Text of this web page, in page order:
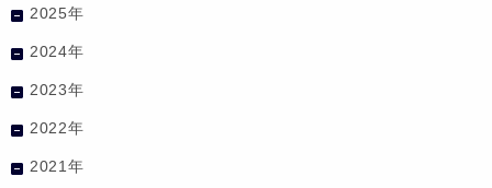
2025年
2024年
2023年
2022年
2021年